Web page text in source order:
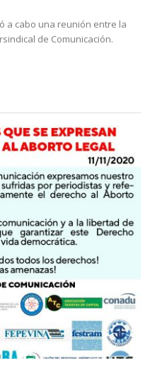
a cabo una reunión entre la
de Comunicación.